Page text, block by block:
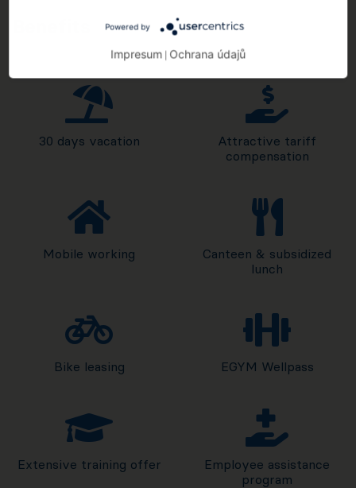
30 days vacation
Attractive tariff
compensation
Mobile working
Canteen & subsidized
lunch
Bike leasing EGYM Wellpass
Extensive training offer
Employee assistance
program
Powered by
Impresum Ochrana údajů